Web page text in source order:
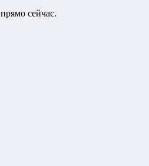
прямо сейчас.